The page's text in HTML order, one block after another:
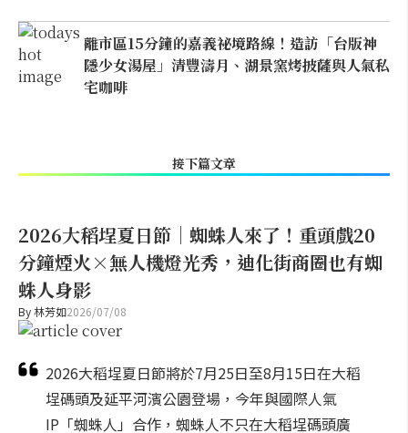
離市區15分鐘的嘉義祕境路線！造訪「台版神
隱少女湯屋」清豐濤月、湖景窯烤披薩與人氣私
宅咖啡
接下篇文章
2026大稻埕夏日節｜蜘蛛人來了！重頭戲20
分鐘煙火×無人機燈光秀，迪化街商圈也有蜘
蛛人身影
By林芳如2026/07/08
2026大稻埕夏日節將於7月25日至8月15日在大稻
埕碼頭及延平河濱公園登場，今年與國際人氣
IP「蜘蛛人」合作，蜘蛛人不只在大稻埕碼頭廣